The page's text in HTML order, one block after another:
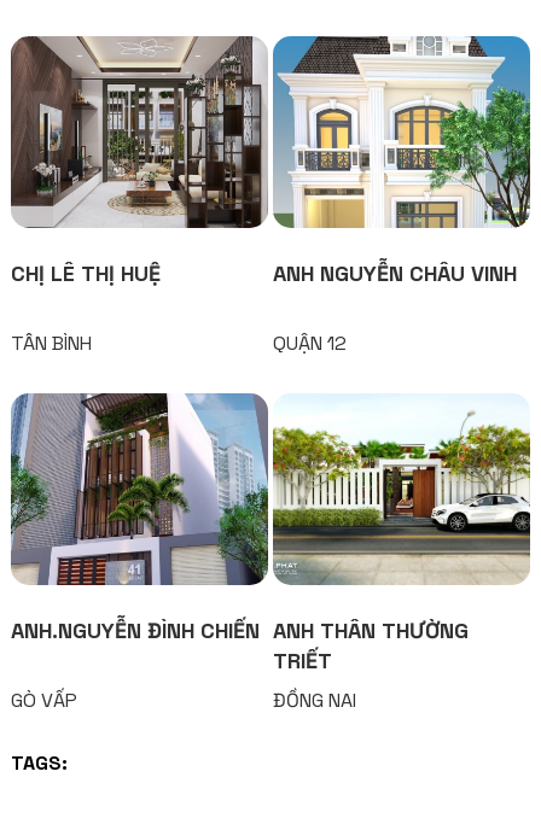
CHỊ LÊ THỊ HUỆ
TÂN BÌNH
ANH NGUYỄN CHÂU VINH
QUẬN 12
ANH.NGUYỄN ĐÌNH CHIẾN
GÒ VẤP
ANH THÂN THƯỜNG
TRIẾT
ĐỒNG NAI
TAGS: